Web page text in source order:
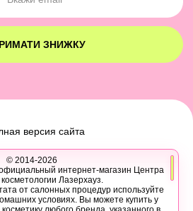
ЗНИЖКУ
версия сайта
© 2014-2026
интернет-магазин Центра
Лазерхауз.
от салонных процедур используйте
условиях. Вы можете купить у